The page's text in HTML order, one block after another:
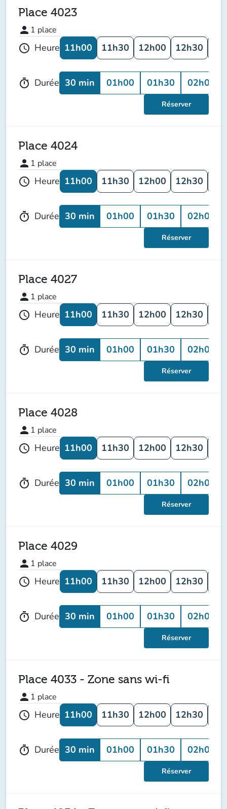
Place 4023
person 1 place
schedule Heure 11h00 11h30 12h00 12h30
timer Durée 30 min 01h00 01h30 02h00
Réserver
Place 4024
person 1 place
schedule Heure 11h00 11h30 12h00 12h30
timer Durée 30 min 01h00 01h30 02h00
Réserver
Place 4027
person 1 place
schedule Heure 11h00 11h30 12h00 12h30
timer Durée 30 min 01h00 01h30 02h00
Réserver
Place 4028
person 1 place
schedule Heure 11h00 11h30 12h00 12h30
timer Durée 30 min 01h00 01h30 02h00
Réserver
Place 4029
person 1 place
schedule Heure 11h00 11h30 12h00 12h30
timer Durée 30 min 01h00 01h30 02h00
Réserver
Place 4033 - Zone sans wi-fi
person 1 place
schedule Heure 11h00 11h30 12h00 12h30
timer Durée 30 min 01h00 01h30 02h00
Réserver